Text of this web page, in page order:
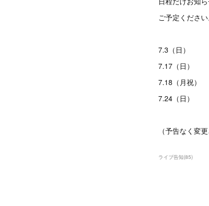
ご予定ください
7.3（日）
7.17（日）
7.18（月祝）
7.24（日）
（予告なく変
ライブ告知(85)